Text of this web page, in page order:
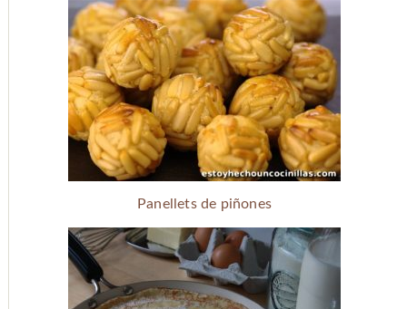
Panellets de piñones